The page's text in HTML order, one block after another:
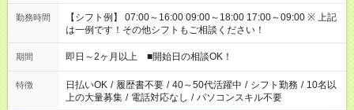
勤務時間
【シフト例】 07:00～16:00 09:00～18:00 17:00～09:00 ※ 上記
は一例です！その他シフトもご相談ください！
期間 即日～2ヶ月以上 ■開始日の相談OK！
特徴 日払いOK / 履歴書不要 / 40～50代活躍中 / シフト勤務 / 10名以
上の大量募集 / 電話対応なし / パソコンスキル不要